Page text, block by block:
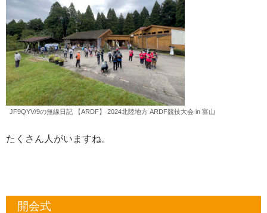
JF9QYV/9の無線日記 【ARDF】 2024北陸地方 ARDF競技大会 in 富山
たくさん人がいますね。
開会式